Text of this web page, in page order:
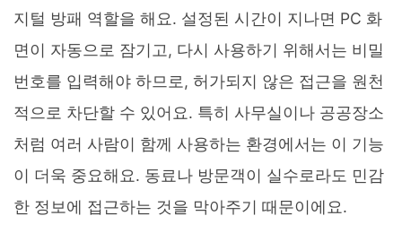
지털 방패 역할을 해요. 설정된 시간이 지나면 PC 화
면이 자동으로 잠기고, 다시 사용하기 위해서는 비밀
번호를 입력해야 하므로, 허가되지 않은 접근을 원천
적으로 차단할 수 있어요. 특히 사무실이나 공공장소
처럼 여러 사람이 함께 사용하는 환경에서는 이 기능
이 더욱 중요해요. 동료나 방문객이 실수로라도 민감
한 정보에 접근하는 것을 막아주기 때문이에요.